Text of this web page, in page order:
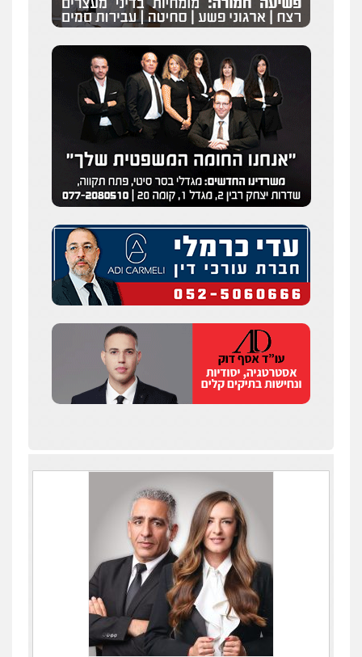
פלילי דיני תעבורה מעצרים וחקירות
פשיעה חמורה אסירים
עו"ד יפעת שוורץ סיל
פלילי תעבורה
0523379525
עו"ד שילה ענבר
פלילי כלכלי מיסים הלבנת הון ייעוץ לעורכי
דין
0506216097
עו"ד אריה פטר
לשעבר סגן מנהל המחלקה הפלילית
בפרקליטות המדינה
עו"ד יאיר בן סימון
פלילי תעבורה אזרחי נזיקין ביטוח
0505719060
פלילי כלכלי מיסים הלבנת הון
0528758840
עו"ד נס בן נתן
פלילי כלכלי פשיעה חמורה נוער
0505555110
עו"ד רן כהן רוכברגר